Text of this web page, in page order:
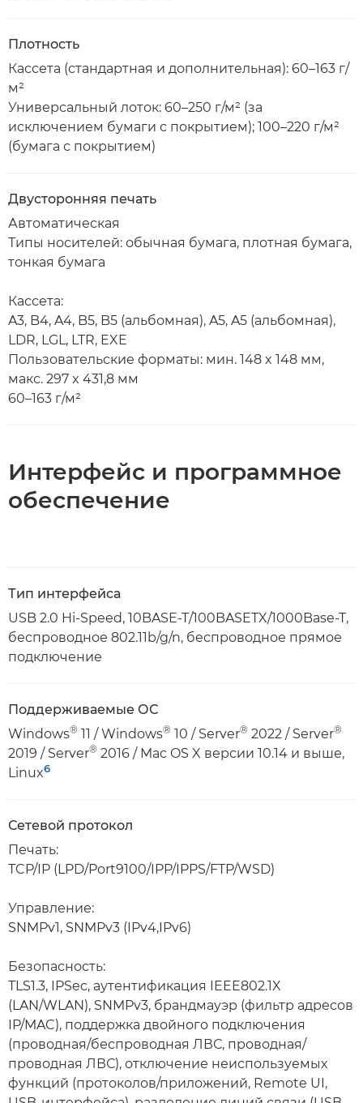
Плотность
Кассета (стандартная и дополнительная): 60–163 г/
м²
Универсальный лоток: 60–250 г/м² (за
исключением бумаги с покрытием); 100–220 г/м²
(бумага с покрытием)
Двусторонняя печать
Автоматическая
Типы носителей: обычная бумага, плотная бумага,
тонкая бумага
Кассета:
A3, B4, A4, B5, B5 (альбомная), A5, A5 (альбомная),
LDR, LGL, LTR, EXE
Пользовательские форматы: мин. 148 x 148 мм,
макс. 297 x 431,8 мм
60–163 г/м²
Интерфейс и программное
обеспечение
Тип интерфейса
USB 2.0 Hi-Speed, 10BASE-T/100BASETX/1000Base-T,
беспроводное 802.11b/g/n, беспроводное прямое
подключение
Поддерживаемые ОС
Windows® 11 / Windows® 10 / Server® 2022 / Server®
2019 / Server® 2016 / Mac OS X версии 10.14 и выше,
Linux6
Сетевой протокол
Печать:
TCP/IP (LPD/Port9100/IPP/IPPS/FTP/WSD)
Управление:
SNMPv1, SNMPv3 (IPv4,IPv6)
Безопасность:
TLS1.3, IPSec, аутентификация IEEE802.1X
(LAN/WLAN), SNMPv3, брандмауэр (фильтр адресов
IP/MAC), поддержка двойного подключения
(проводная/беспроводная ЛВС, проводная/
проводная ЛВС), отключение неиспользуемых
функций (протоколов/приложений, Remote UI,